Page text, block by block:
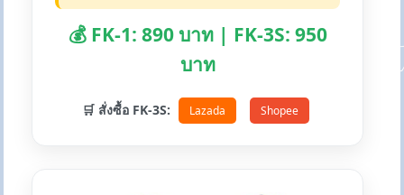
💰 FK-1: 890 บาท | FK-3S: 950
บาท
🛒 สั่งซื้อ FK-3S: Lazada Shopee